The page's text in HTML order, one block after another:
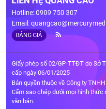
Hotline: 0909 750 307
Email:
BẢNG GIÁ
Giấy phép số 02/GP-TTĐT do Sở
cấp ngày 06/01/2025
Bản quyền thuộc về Công ty
Cấm sao chép dưới mọi hình
văn bản.